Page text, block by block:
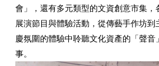
會」，還有多元類型的文資創意市集
展演節目與體驗活動，從傳藝手作坊
慶氛圍的體驗中聆聽文化資產的「聲
事。